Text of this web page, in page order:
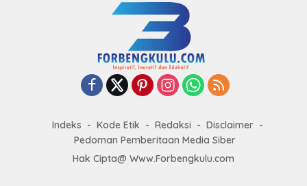
Indeks Kode Etik Redaksi
Disclaimer
Pedoman Pemberitaan Media Siber
Hak Cipta@ Www.Forbengkulu.com